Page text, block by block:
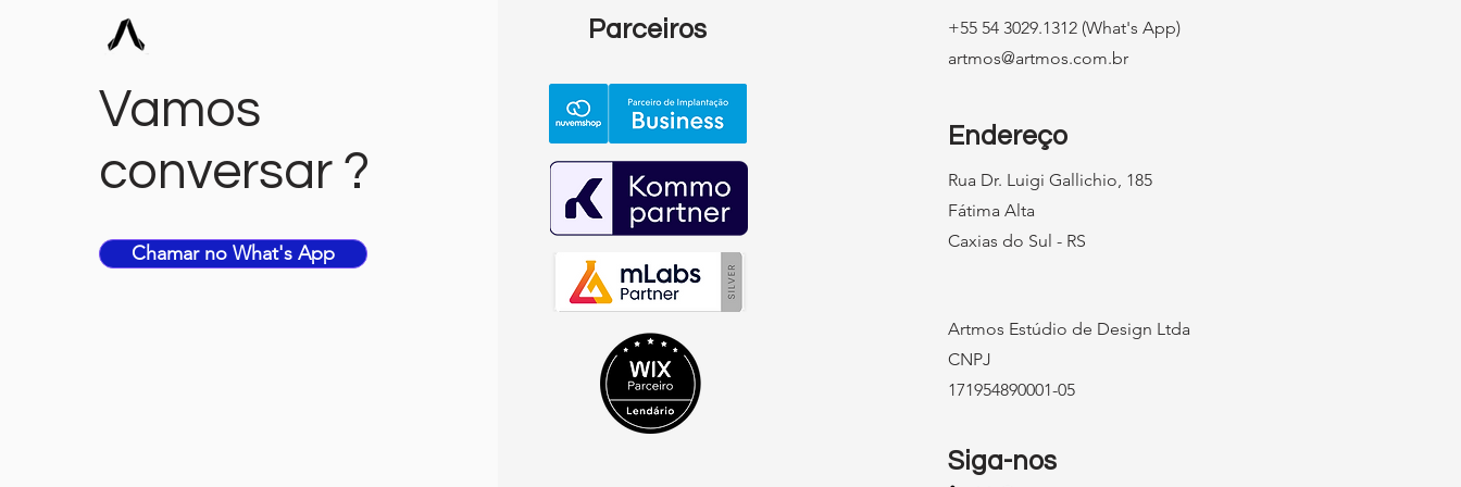
Vamos
conversar ?
Chamar no What's App
Parceiros
+55 54 3029.1312 (What's App)
artmos@artmos.com.br
Endereço
Rua Dr. Luigi Gallichio, 185
Fátima Alta
Caxias do Sul - RS
Artmos Estúdio de Design Ltda
CNPJ
171954890001-05
Siga-nos